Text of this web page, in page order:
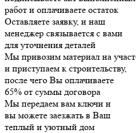
работ и оплачиваете остаток
Оставляете заявку, и наш
менеджер связывается с вами
для уточнения деталей
Мы привозим материал на
и приступаем к строительству,
после чего Вы оплачиваете
65% от суммы договора
Мы передаем вам ключи и
вы можете заезжать в Ваш
теплый и уютный дом